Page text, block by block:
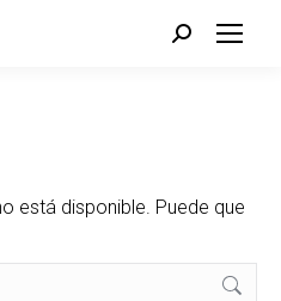
Buscar:
está disponible. Puede que